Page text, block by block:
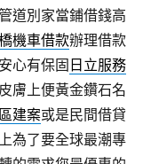
道別家當鋪借錢高
機車借款辦理借款
心有保固 日立服務
膚上便黃金鑽石名
建案或是民間借貸
為了要全球最潮專